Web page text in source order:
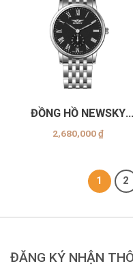
ĐỒNG HỒ NEWSKY
NS5013L.S02
2,680,000₫
1 2
ĐĂNG KÝ NHẬN